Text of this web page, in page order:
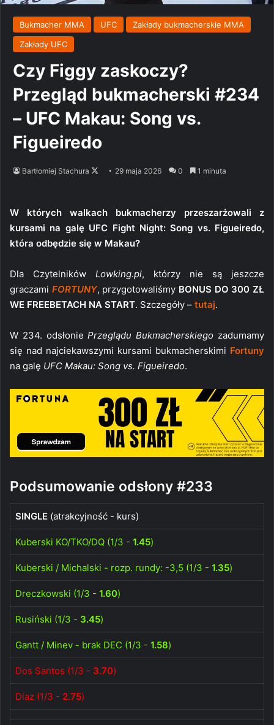
Bukmacher MMA UFC
Zakłady bukmacherskie MMA
Zakłady UFC
Czy Figgy zaskoczy?
Przegląd bukmacherski #234
– UFC Makau: Song vs.
Figueiredo
Bartłomiej Stachura
Follow29 maja 2026 0 1 minuta
W których walkach bukmacherzy przeszarżowali z
kursami na galę UFC Fight Night: Song vs. Figueiredo,
która odbędzie się w Makau?
Dla Czytelników Lowking.pl, którzy nie są jeszcze
graczami FORTUNY, przygotowaliśmy BONUS DO 300 ZŁ
WE FREEBETACH NA START. Szczegóły – tutaj.
W 234. odsłoniePrzeglądu Bukmacherskiego zadumamy
się nad najciekawszymi kursami bukmacherskimi Fortuny
na galę UFC Makau: Song vs. Figueiredo.
Podsumowanie odsłony #233
SINGLE (atrakcyjność - kurs)
Kuberski KO/TKO/DQ (1/3 - 1.45)
Kuberski / Michalski - rozp. rundy: -3,5 (1/3 - 1.35)
Dreczkowski (1/3 - 1.60)
Rusiński (1/3 - 3.45)
Gantt / Minev - brak DEC (1/3 - 1.58)
Dos Santos (1/3 - 3.70)
Diaz (1/3 - 2.75)